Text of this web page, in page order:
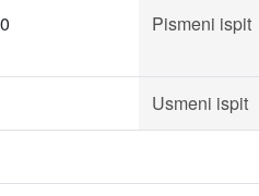
Pismeni ispit
Usmeni ispit